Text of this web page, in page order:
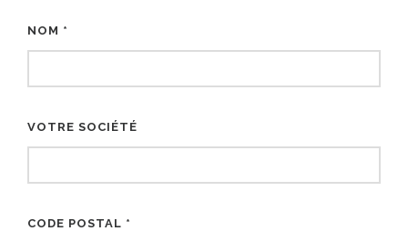
NOM *
VOTRE SOCIÉTÉ
CODE POSTAL *